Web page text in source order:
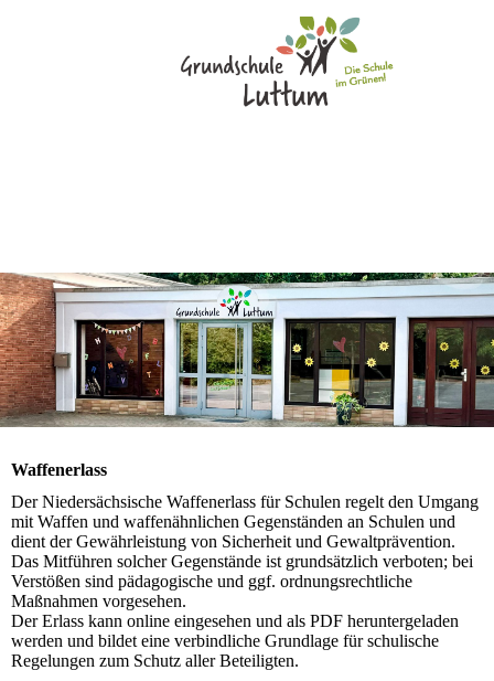
Waffenerlass
Der Niedersächsische Waffenerlass für Schulen regelt den Umgang
mit Waffen und waffenähnlichen Gegenständen an Schulen und
dient der Gewährleistung von Sicherheit und Gewaltprävention.
Das Mitführen solcher Gegenstände ist grundsätzlich verboten; bei
Verstößen sind pädagogische und ggf. ordnungsrechtliche
Maßnahmen vorgesehen.
Der Erlass kann online eingesehen und als PDF heruntergeladen
werden und bildet eine verbindliche Grundlage für schulische
Regelungen zum Schutz aller Beteiligten.